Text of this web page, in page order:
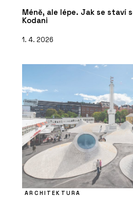
Méně, ale lépe. Jak se staví
Kodani
1. 4. 2026
ARCHITEKTURA